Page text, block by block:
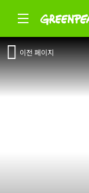
이전 페이지